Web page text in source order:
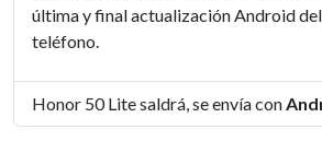
última y final actualización Android del
teléfono.
Honor 50 Lite saldrá, se envía con